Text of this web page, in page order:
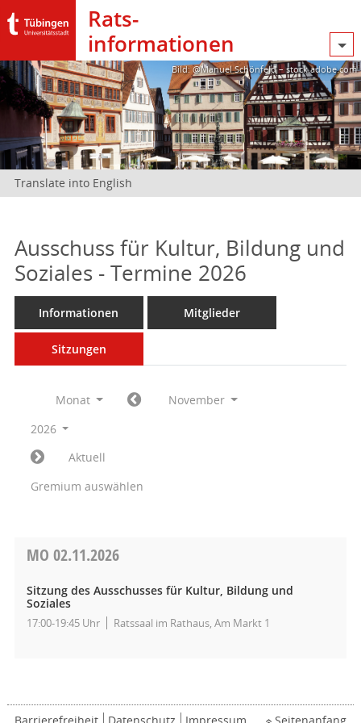
Rats­
informationen
Bild: @Manuel Schönfeld – stock.adobe.com
Translate into English
Ausschuss für Kultur, Bildung und
Soziales - Termine 2026
Informationen Mitglieder
Sitzungen
Monat
November
2026
Aktuell
Gremium auswählen
MO 02.11.2026
Sitzung des Ausschusses für Kultur, Bildung und
Soziales
17:00-19:45 Uhr Ratssaal im Rathaus, Am Markt 1